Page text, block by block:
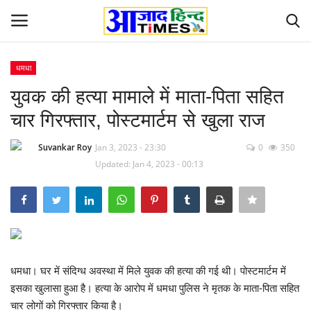
Home
Contact
देश-विदेश
छत्तीसगढ़ राज्य
दुनिया
धमधा
युवक की हत्या मामाले में माता-पिता सहित
चार गिरफ्तार, पोस्टमार्टम से खुला राज
Suvankar Roy Jan 3, 2023 - 23:30
Updated: Jan 4, 2023 - 00:13
0 350
धमधा। घर में संदिग्ध अवस्था में मिले युवक की हत्या की गई थी। पोस्टमार्टम में
इसका खुलासा हुआ है। हत्या के आरोप में धमधा पुलिस ने मृतक के माता-पिता सहित
चार लोगों को गिरफ्तार किया है।